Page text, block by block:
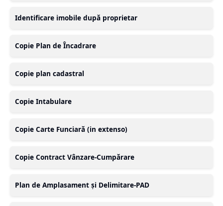
Identificare imobile după proprietar
Copie Plan de Încadrare
Copie plan cadastral
Copie Intabulare
Copie Carte Funciară (in extenso)
Copie Contract Vânzare-Cumpărare
Plan de Amplasament și Delimitare-PAD